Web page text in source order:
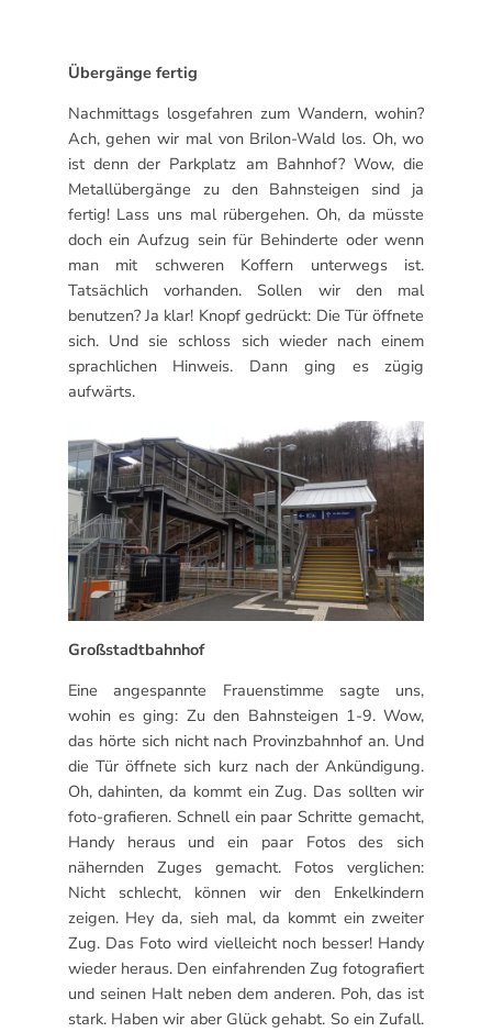
Übergänge fertig
Nachmittags losgefahren zum Wandern, wohin?
Ach, gehen wir mal von Brilon-Wald los. Oh, wo
ist denn der Parkplatz am Bahnhof? Wow, die
Metallübergänge zu den Bahnsteigen sind ja
fertig! Lass uns mal rübergehen. Oh, da müsste
doch ein Aufzug sein für Behinderte oder wenn
man mit schweren Koffern unterwegs ist.
Tatsächlich vorhanden. Sollen wir den mal
benutzen? Ja klar! Knopf gedrückt: Die Tür öffnete
sich. Und sie schloss sich wieder nach einem
sprachlichen Hinweis. Dann ging es zügig
aufwärts.
Großstadtbahnhof
Eine angespannte Frauenstimme sagte uns,
wohin es ging: Zu den Bahnsteigen 1-9. Wow,
das hörte sich nicht nach Provinzbahnhof an. Und
die Tür öffnete sich kurz nach der Ankündigung.
Oh, dahinten, da kommt ein Zug. Das sollten wir
foto-grafieren. Schnell ein paar Schritte gemacht,
Handy heraus und ein paar Fotos des sich
nähernden Zuges gemacht. Fotos verglichen:
Nicht schlecht, können wir den Enkelkindern
zeigen. Hey da, sieh mal, da kommt ein zweiter
Zug. Das Foto wird vielleicht noch besser! Handy
wieder heraus. Den einfahrenden Zug fotografiert
und seinen Halt neben dem anderen. Poh, das ist
stark. Haben wir aber Glück gehabt. So ein Zufall.